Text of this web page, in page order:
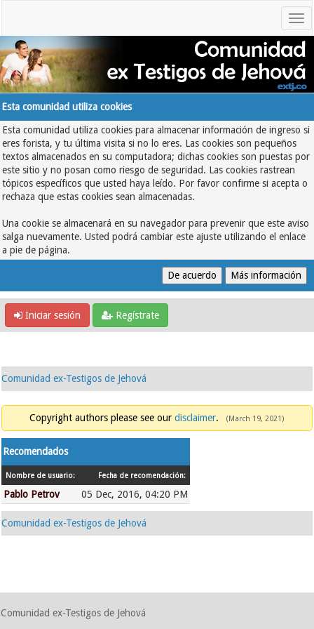
Esta comunidad utiliza cookies
Esta comunidad utiliza cookies para almacenar información de ingreso si
eres forista, y tu última visita si no lo eres. Las cookies son pequeños
textos almacenados en su computadora; dichas cookies son puestas por
este sitio y no posan como riesgo de seguridad. Las cookies rastrean
tópicos específicos que usted haya leído. Por favor confirme si acepta o
rechaza que estas cookies sean almacenadas.
Una cookie se almacenará en su navegador para prevenir que este aviso
salga nuevamente. Usted podrá cambiar este ajuste utilizando el enlace
a pie de página.
Iniciar sesión Regístrate
Comunidad ex-Testigos de Jehová
Copyright authors please see our disclaimer. (March 19, 2021)
Recomendados
Nombre de usuario: Fecha de recomendación:
Pablo Petrov 05 Dec, 2016, 04:20 PM
Comunidad ex-Testigos de Jehová
Comunidad ex-Testigos de Jehová